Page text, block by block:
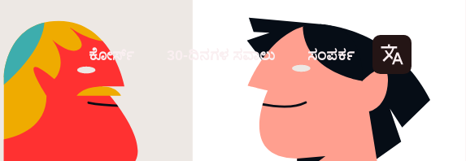
Lang
uage
ಕೋರ್ಸ್ 30-ದಿನಗಳ ಸವಾಲು ಸಂಪರ್ಕ